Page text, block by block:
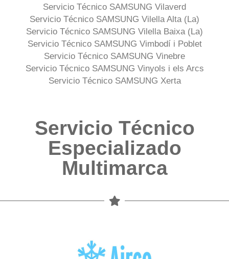
Servicio Técnico SAMSUNG Vilaverd
Servicio Técnico SAMSUNG Vilella Alta (La)
Servicio Técnico SAMSUNG Vilella Baixa (La)
Servicio Técnico SAMSUNG Vimbodí i Poblet
Servicio Técnico SAMSUNG Vinebre
Servicio Técnico SAMSUNG Vinyols i els Arcs
Servicio Técnico SAMSUNG Xerta
Servicio Técnico
Especializado
Multimarca